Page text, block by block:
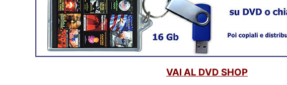
VAI AL DVD SHOP